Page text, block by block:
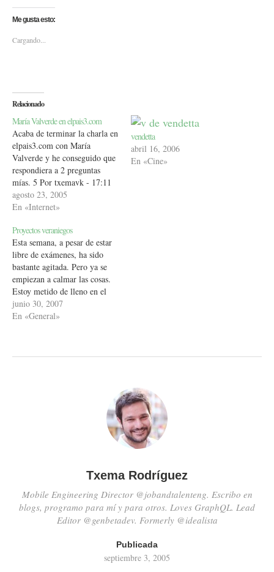
Me gusta esto:
Cargando...
Relacionado
María Valverde en elpais3.com
Acaba de terminar la charla en
elpais3.com con María
Valverde y he conseguido que
respondiera a 2 preguntas
mías. 5 Por txemavk - 17:11
h. P. ¿Qué personaje de comic
te gustaría interpretar ahora
que llevan al cine comics?
Saludos desde tu web…
agosto 23, 2005
En «Internet»
vendetta
abril 16, 2006
En «Cine»
Proyectos veraniegos
Esta semana, a pesar de estar
libre de exámenes, ha sido
bastante agitada. Pero ya se
empiezan a calmar las cosas.
Estoy metido de lleno en el
desarrollo de una web
participativa para el
junio 30, 2007
En «General»
Txema Rodríguez
Mobile Engineering Director @jobandtalenteng. Escribo en
blogs, programo para mí y para otros. Loves GraphQL. Lead
Editor @genbetadev. Formerly @idealista
Publicada
septiembre 3, 2005